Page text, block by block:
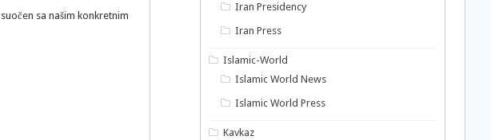
sa našim konkretnim
Iran Presidency
Iran Press
Islamic-World
Islamic World News
Islamic World Press
Kavkaz